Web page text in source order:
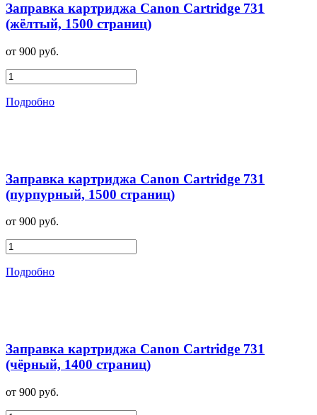
Заправка картриджа Canon Cartridge 731
(жёлтый, 1500 страниц)
от 900 руб.
Подробно
Заправка картриджа Canon Cartridge 731
(пурпурный, 1500 страниц)
от 900 руб.
Подробно
Заправка картриджа Canon Cartridge 731
(чёрный, 1400 страниц)
от 900 руб.